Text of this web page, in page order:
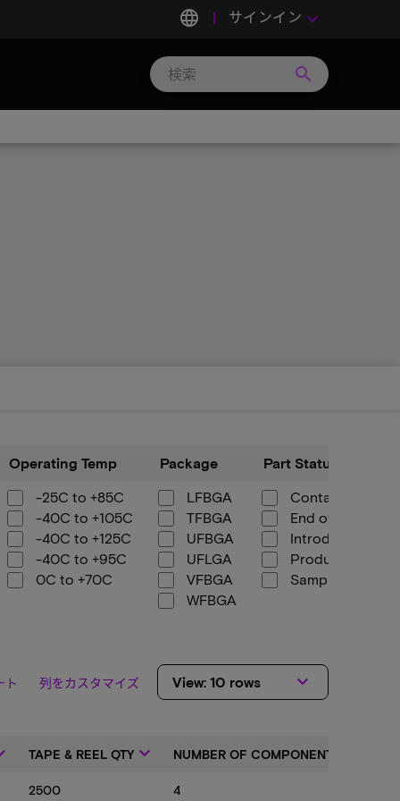
language サインイン keyboard_arrow_down
search
Temp
Operating Temp
-25C to +85C
-40C to +105C
-40C to +125C
-40C to +95C
0C to +70C
Package
LFBGA
TFBGA
UFBGA
UFLGA
VFBGA
WFBGA
Status
Code
Part Status Code
Contact Sales
End of Life
Introduction
Production
Sampling
ト 列をカスタマイズ View: 10 rows keyboard_arrow_down
TAPE & REEL QTY keyboard_arrow_down NUMBER OF COMPONENTS
2500 4